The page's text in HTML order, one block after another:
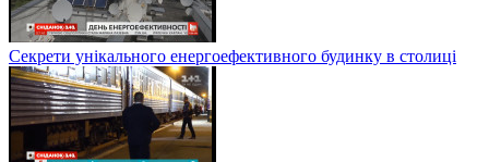
Секрети унікального енергоефективного будинку в столиці